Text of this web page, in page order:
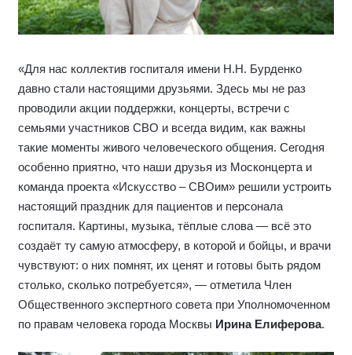
«Для нас коллектив госпиталя имени Н.Н. Бурденко
давно стали настоящими друзьями. Здесь мы не раз
проводили акции поддержки, концерты, встречи с
семьями участников СВО и всегда видим, как важны
такие моменты живого человеческого общения. Сегодня
особенно приятно, что наши друзья из Москонцерта и
команда проекта «Искусство – СВОим» решили устроить
настоящий праздник для пациентов и персонала
госпиталя. Картины, музыка, тёплые слова — всё это
создаёт ту самую атмосферу, в которой и бойцы, и врачи
чувствуют: о них помнят, их ценят и готовы быть рядом
столько, сколько потребуется», — отметила Член
Общественного экспертного совета при Уполномоченном
по правам человека города Москвы Ирина Елиферова.